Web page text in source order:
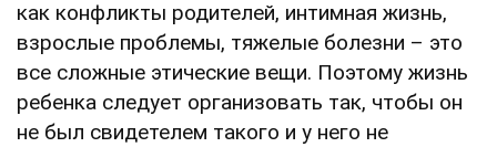
как конфликты родителей, интимная жизнь,
взрослые проблемы, тяжелые болезни – это
все сложные этические вещи. Поэтому жизнь
ребенка следует организовать так, чтобы он
не был свидетелем такого и у него не